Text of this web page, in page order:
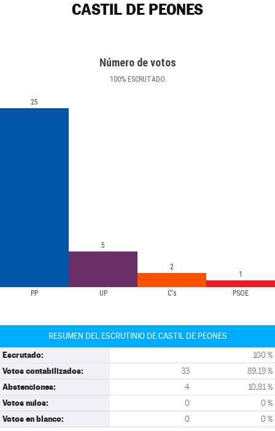
CASTIL DE PEONES
Número de votos
100% ESCRUTADO
PP UP C's PSOE
25
5
2
1
RESUMEN DEL ESCRUTINIO DE CASTIL DE PEONES
Escrutado: 100 %
Votos contabilizados: 33 89,19 %
Abstenciones: 4 10,81 %
Votos nulos: 0 0 %
Votos en blanco: 0 0 %